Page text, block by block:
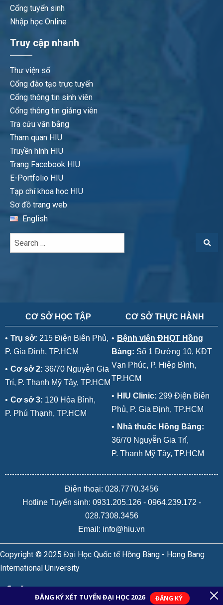
Cổng tuyển sinh
Nhập học Online
Truy cập nhanh
Thư viện số
Cổng đào tạo trực tuyến
Cổng thông tin sinh viên
Cổng thông tin giảng viên
Tra cứu văn bằng
Tham quan HIU
Truyền hình HIU
Trang Facebook HIU
E-Portfolio HIU
Tạp chí khoa học HIU
Sơ đồ trang web
English
CƠ SỞ HỌC TẬP
• Trụ sở: 215 Điện Biên Phủ,
P. Gia Định, TP.HCM
• Cơ sở 2: 36/70 Nguyễn Gia
Trí, P. Thạnh Mỹ Tây, TP.HCM
• Cơ sở 3: 120 Hòa Bình,
P. Phú Thạnh, TP.HCM
CƠ SỞ THỰC HÀNH
• Bệnh viện ĐHQT Hồng
Bàng: Số 1 Đường 10, KĐT
Vạn Phúc, P. Hiệp Bình,
TP.HCM
• HIU Clinic: 299 Điện Biên
Phủ, P. Gia Định, TP.HCM
• Nhà thuốc Hồng Bàng:
36/70 Nguyễn Gia Trí,
P. Thạnh Mỹ Tây, TP.HCM
Điện thoại: 028.7770.3456
Hotline Tuyển sinh: 0931.205.126- 0964.239.172 -
028.7308.3456
Email: info@hiu.vn
Copyright © 2025 Đại Học Quốc tế Hồng Bàng - Hong Bang
International University